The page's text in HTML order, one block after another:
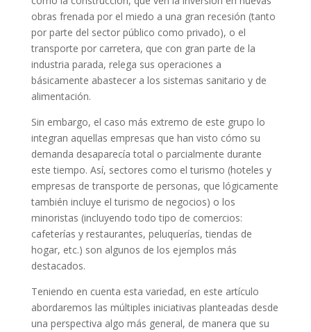
obras frenada por el miedo a una gran recesión (tanto
por parte del sector público como privado), o el
transporte por carretera, que con gran parte de la
industria parada, relega sus operaciones a
básicamente abastecer a los sistemas sanitario y de
alimentación.
Sin embargo, el caso más extremo de este grupo lo
integran aquellas empresas que han visto cómo su
demanda desaparecía total o parcialmente durante
este tiempo. Así, sectores como el turismo (hoteles y
empresas de transporte de personas, que lógicamente
también incluye el turismo de negocios) o los
minoristas (incluyendo todo tipo de comercios:
cafeterías y restaurantes, peluquerías, tiendas de
hogar, etc.) son algunos de los ejemplos más
destacados.
Teniendo en cuenta esta variedad, en este artículo
abordaremos las múltiples iniciativas planteadas desde
una perspectiva algo más general, de manera que su